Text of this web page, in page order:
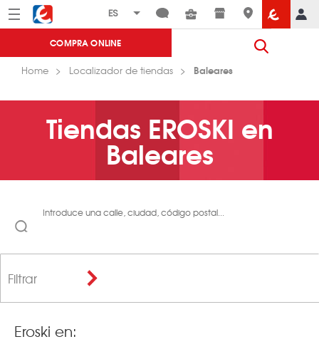
Menú Eroski
COMPRA ONLINE
Home Localizador de tiendas Baleares
Tiendas EROSKI en
Baleares
Introduce una calle, ciudad, código postal...
Eroski en: